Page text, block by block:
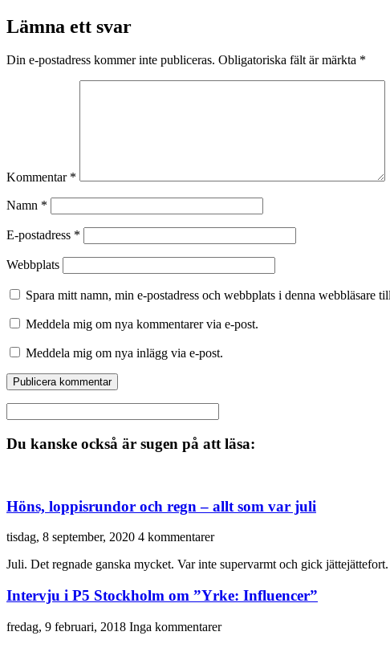
Lämna ett svar
Din e-postadress kommer inte publiceras. Obligatoriska fält är märkta *
Kommentar *
Namn *
E-postadress *
Webbplats
Spara mitt namn, min e-postadress och webbplats i denna webbläsare
Meddela mig om nya kommentarer via e-post.
Meddela mig om nya inlägg via e-post.
Du kanske också är sugen på att läsa:
Höns, loppisrundor och regn – allt som var juli
tisdag, 8 september, 2020 4 kommentarer
Juli. Det regnade ganska mycket. Var inte supervarmt och gick
Intervju i P5 Stockholm om ”Yrke: Influencer”
fredag, 9 februari, 2018 Inga kommentarer